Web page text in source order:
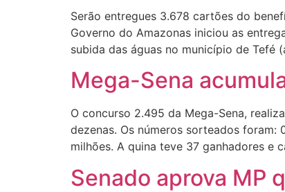
Serão entregues 3.678 cartões do
Governo do Amazonas iniciou as
subida das águas no município de Tefé
Mega-Sena
O concurso 2.495 da Mega-Sena,
dezenas. Os números sorteados foram:
milhões. A quina teve 37 ganhadores e
Senado aprova MP